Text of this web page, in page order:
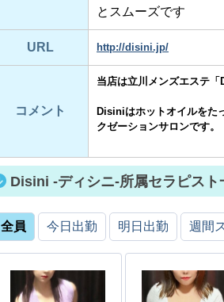
とスムーズです
URL http://disini.jp/
コメント
当店は立川メンズエステ「
Disiniはホットオイルをた
クゼーションサロンです。
Disini -ディシニ-所属セラピスト
全員 今日出勤 明日出勤 週間